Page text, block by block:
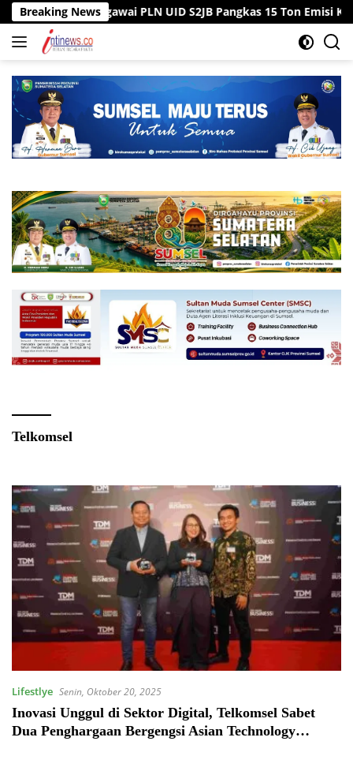
Langsung
ke
konten
Breaking News
Pegawai PLN UID S2JB Pangkas 15 Ton Emisi Karbon
Telkomsel
Lifestlye Senin, Oktober 20, 2025
Inovasi Unggul di Sektor Digital, Telkomsel Sabet
Dua Penghargaan Bergengsi Asian Technology